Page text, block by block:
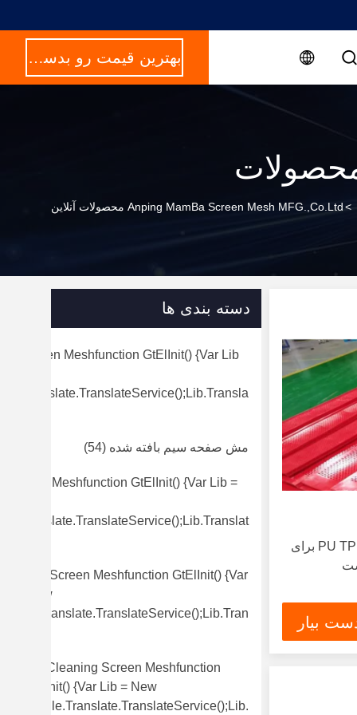
بهترین قیمت رو بدست بیار
>Anping MamBa Screen Mesh MFG.,Co.Ltd محصولات آنلاین
صفحه نمایش PU TPU Flip Flow برای
بیار
دسته بندی ها
Screen Meshfunction GtElInit() {var Lib
مش صفحه سیم بافته شده (54)
Screen Meshfunction GtElInit() {var Lib =
Screen Meshfunction GtElInit() {var
= New
Self Cleaning Screen Meshfunction
GtElInit() {var Lib = New
Google.translate.TranslateService();lib.